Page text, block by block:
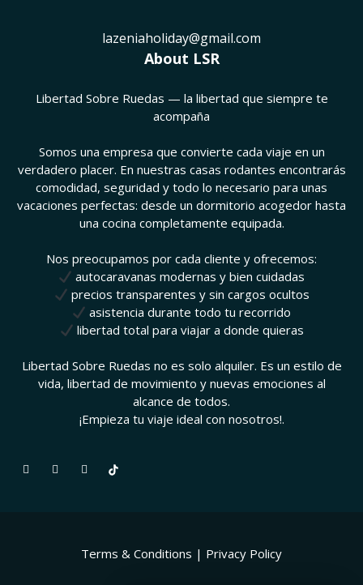
lazeniaholiday@gmail.com
About LSR
Libertad Sobre Ruedas — la libertad que siempre te
acompaña
Somos una empresa que convierte cada viaje en un
verdadero placer. En nuestras casas rodantes encontrarás
comodidad, seguridad y todo lo necesario para unas
vacaciones perfectas: desde un dormitorio acogedor hasta
una cocina completamente equipada.
Nos preocupamos por cada cliente y ofrecemos:
autocaravanas modernas y bien cuidadas
precios transparentes y sin cargos ocultos
asistencia durante todo tu recorrido
libertad total para viajar a donde quieras
Libertad Sobre Ruedas no es solo alquiler. Es un estilo de
vida, libertad de movimiento y nuevas emociones al
alcance de todos.
¡Empieza tu viaje ideal con nosotros!.
Terms & Conditions | Privacy Policy